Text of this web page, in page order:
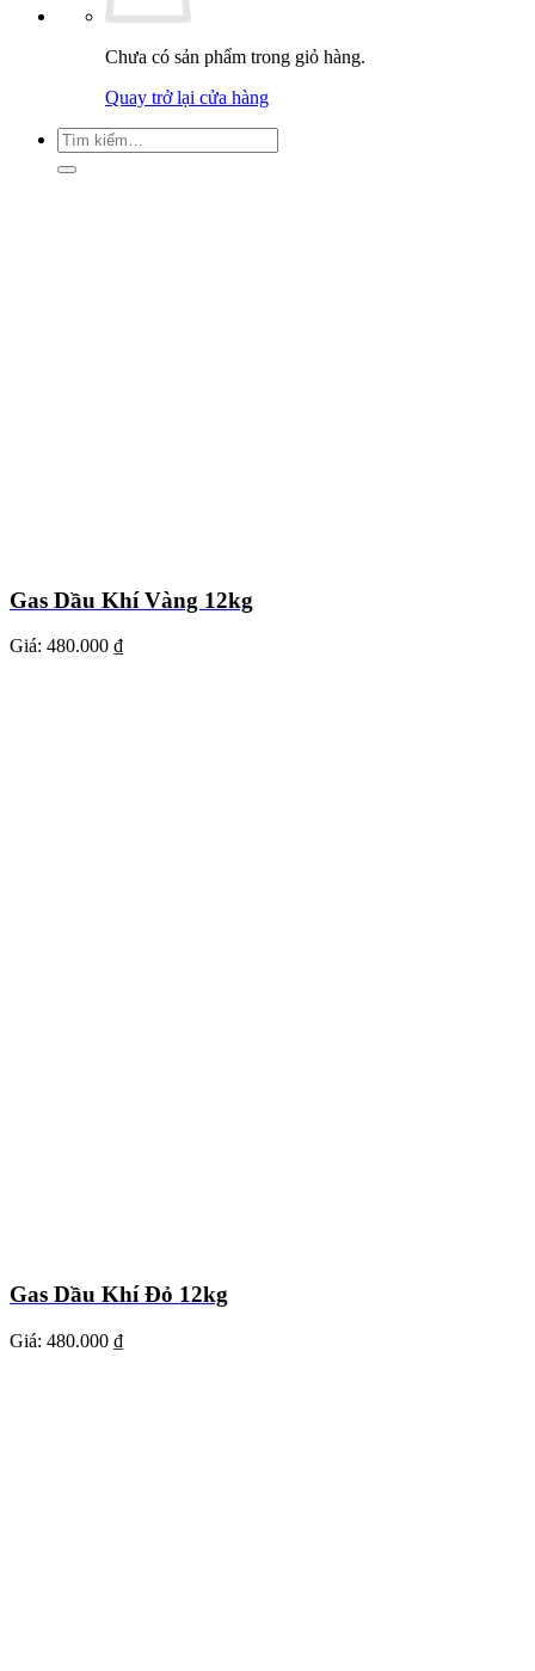
Chưa có sản phẩm trong giỏ hàng.
Quay trở lại cửa hàng
Tìm
kiếm:
Gas Dầu Khí Vàng 12kg
Giá: 480.000 ₫
Gas Dầu Khí Đỏ 12kg
Giá: 480.000 ₫